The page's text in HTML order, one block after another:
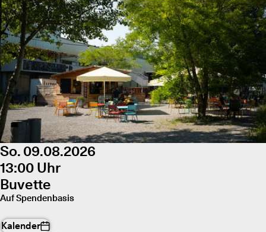
So. 09.08.2026
13:00 Uhr
Buvette
Auf Spendenbasis
Kalender